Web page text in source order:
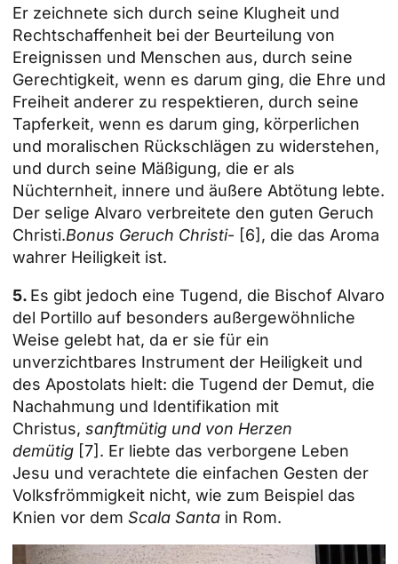
Er zeichnete sich durch seine Klugheit und
Rechtschaffenheit bei der Beurteilung von
Ereignissen und Menschen aus, durch seine
Gerechtigkeit, wenn es darum ging, die Ehre und
Freiheit anderer zu respektieren, durch seine
Tapferkeit, wenn es darum ging, körperlichen
und moralischen Rückschlägen zu widerstehen,
und durch seine Mäßigung, die er als
Nüchternheit, innere und äußere Abtötung lebte.
Der selige Alvaro verbreitete den guten Geruch
Christi.Bonus Geruch Christi- [6] , die das Aroma
wahrer Heiligkeit ist.
5. Es gibt jedoch eine Tugend, die Bischof Alvaro
del Portillo auf besonders außergewöhnliche
Weise gelebt hat, da er sie für ein
unverzichtbares Instrument der Heiligkeit und
des Apostolats hielt: die Tugend der Demut, die
Nachahmung und Identifikation mit
Christus, sanftmütig und von Herzen
demütig [7] . Er liebte das verborgene Leben
Jesu und verachtete die einfachen Gesten der
Volksfrömmigkeit nicht, wie zum Beispiel das
Knien vor dem Scala Santa in Rom.